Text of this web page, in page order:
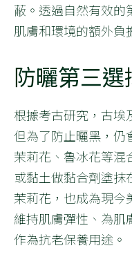
蔽。透過自然有效的
肌膚和環境的額外負
防曬第三
根據考古研究，古埃
但為了防止曬黑，仍
茉莉花、魯冰花等混
或黏土做黏合劑塗抹
茉莉花，也成為現今
維持肌膚彈性、為肌
作為抗老保養用途。